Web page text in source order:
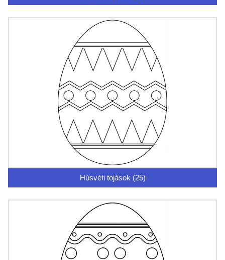
Húsvéti tojások (25)